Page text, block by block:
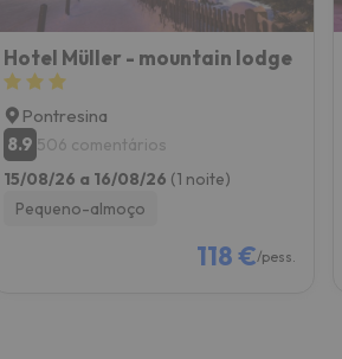
Hotel Müller - mountain lodge
Pontresina
8.9 506 comentários
15/08/26 a 16/08/26 (1 noite)
Pequeno-almoço
118 €/pess.